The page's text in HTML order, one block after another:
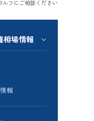
フにご相談ください
相場情報
報